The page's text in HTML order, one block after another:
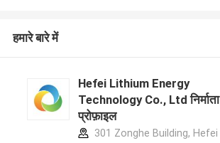
हमारे बारे में
Hefei Lithium Energy
Technology Co., Ltd निर्माता
प्रोफ़ाइल
301 Zonghe Building, Hefei